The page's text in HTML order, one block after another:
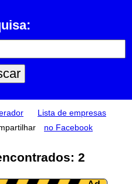
Lista de empresas
no Facebook
2